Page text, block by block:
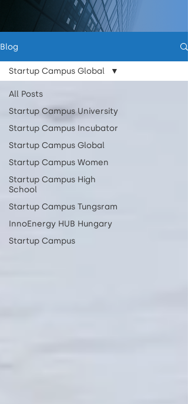
Blog
All Posts
Startup Campus University
Startup Campus Incubator
Startup Campus Global
Startup Campus Women
Startup Campus High
School
Startup Campus Tungsram
InnoEnergy HUB Hungary
Startup Campus
Startup Campus Global